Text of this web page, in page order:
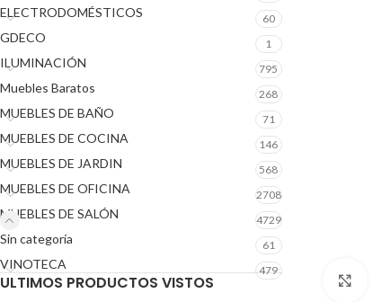
ELECTRODOMÉSTICOS 60
GDECO 1
ILUMINACIÓN 795
Muebles Baratos 268
MUEBLES DE BAÑO 71
MUEBLES DE COCINA 146
MUEBLES DE JARDIN 568
MUEBLES DE OFICINA 2708
MUEBLES DE SALÓN 4729
Sin categoría 61
VINOTECA 479
ULTIMOS PRODUCTOS VISTOS